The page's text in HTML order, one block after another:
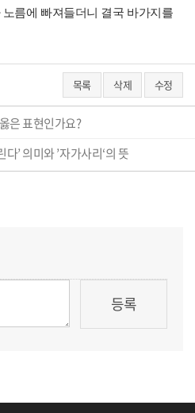
노름에 빠져들더니 결국 바가지를
목록 삭제 수정
은 표현인가요?
’ 의미와 ’자가사리‘의 뜻